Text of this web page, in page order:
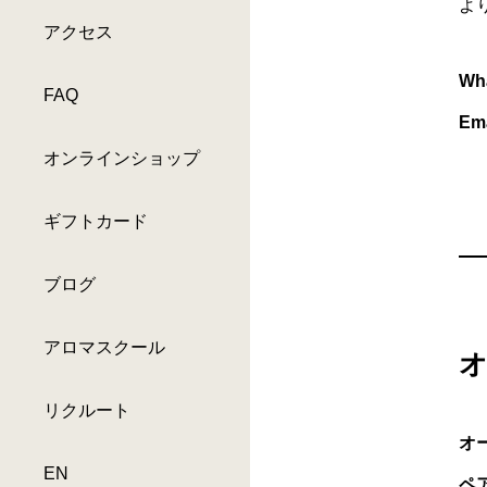
アクセス
FAQ
オンラインショップ
ギフトカード
ブログ
アロマスクール
リクルート
EN
よ
オ